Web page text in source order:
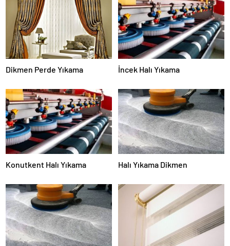
Dikmen Perde Yıkama İncek Halı Yıkama
Konutkent Halı Yıkama Halı Yıkama Dikmen